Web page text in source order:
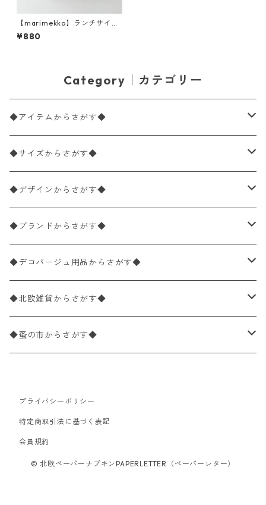
【marimekko】ランチサイズ
ペーパーナプキン LUMIMARJ
A ホワイト×ピンク
¥880
Category｜カテゴリー
◆アイテムからさがす◆
ペーパーナプキン2枚バラ売り
ペーパーナプキン1枚バラ売り
ペーパーナプキン20枚入りパック
ペーパーナプキン10枚入りパック
ライスペーパー
ペーパーリネンナプキン
ワックスペーパー
デコパージュ用品
◆サイズからさがす◆
33×33cm（ランチサイズ）
バラ売り
パック売り
25×25cm（カクテルサイズ）
バラ売り
パック売り
40×40cm（ディナーサイズ）
バラ売り
パック売り
21×21cm（ポケットサイズ）
バラ売り
33cm（ラウンド）
◆デザインからさがす◆
花柄
植物・グリーン柄
動物・鳥・昆虫・蝶柄
海・魚柄
食べ物・フルーツ・野菜・ドリンク柄
食器・カトラリー柄
◆ブランドからさがす◆
ドイツ製 IHR/イア
ランチサイズ
カクテルサイズ
ドイツ製 Ambiente/アンビエンテ
ランチサイズ
ドイツ製 Paperproducts Design
カクテルサイズ
ランチサイズ
カクテルサイズ
ドイツ製 ti-flair/ティーフレア
ランチサイズ
ドイツ製 PAW/パウ
◆デコパージュ用品からさがす◆
デコパージュ液
デコパージュ下地
デコパージュはさみ
3Dデコパージュ
◆北欧雑貨からさがす◆
シリコンモールド
トレイ
ポスター・カレンダー
◆蚤の市からさがす◆
北欧雑貨
デコパージュ用品
プライバシーポリシー
特定商取引法に基づく表記
会員規約
© 北欧ペーパーナプキンPAPERLETTER（ペーパーレター）